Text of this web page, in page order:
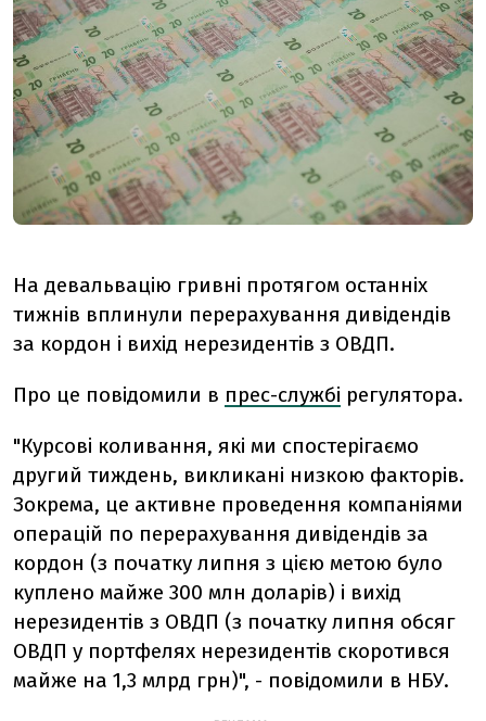
На девальвацію гривні протягом останніх
тижнів вплинули перерахування дивідендів
за кордон і вихід нерезидентів з ОВДП.
Про це повідомили в прес-службі регулятора.
"Курсові коливання, які ми спостерігаємо
другий тиждень, викликані низкою факторів.
Зокрема, це активне проведення компаніями
операцій по перерахування дивідендів за
кордон (з початку липня з цією метою було
куплено майже 300 млн доларів) і вихід
нерезидентів з ОВДП (з початку липня обсяг
ОВДП у портфелях нерезидентів скоротився
майже на 1,3 млрд грн)", - повідомили в НБУ.